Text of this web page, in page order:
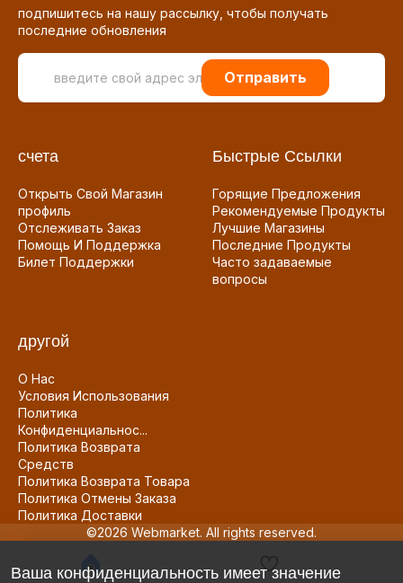
подпишитесь на нашу рассылку, чтобы получать
последние обновления
Отправить
счета
Открыть Свой Магазин
профиль
Отслеживать Заказ
Помощь И Поддержка
Билет Поддержки
Быстрые Ссылки
Горящие Предложения
Рекомендуемые Продукты
Лучшие Магазины
Последние Продукты
Часто задаваемые
вопросы
другой
О Нас
Условия Использования
Политика
Конфиденциальнос...
Политика Возврата
Средств
Политика Возврата Товара
Политика Отмены Заказа
Политика Доставки
©2026 Webmarket. All rights reserved.
Ваша конфиденциальность имеет значение